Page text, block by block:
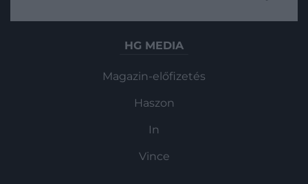
HG MEDIA
Magazin-előfizetés
Haszon
In
Vince